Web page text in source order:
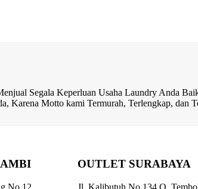
Segala Keperluan Usaha Laundry Anda
Karena Motto kami Termurah, Terlengkap, dan
No 12
OUTLET SURABAYA
Jl. Kalibutuh No.134 Q,